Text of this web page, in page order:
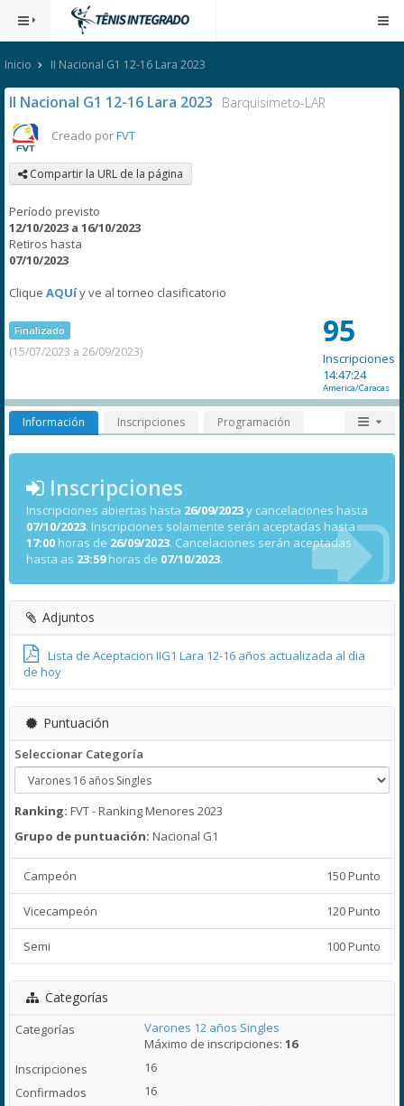
Inicio II Nacional G1 12-16 Lara 2023
II Nacional G1 12-16 Lara 2023 Barquisimeto-LAR
Creado porFVT
Compartir la URL de la página
Período previsto
12/10/2023 a 16/10/2023
Retiros hasta
07/10/2023
Clique AQUíy ve al torneo clasificatorio
Finalizado
(15/07/2023 a 26/09/2023)
95
Inscripciones
14:47:24
America/Caracas
Información Inscripciones Programación
Inscripciones
Inscripciones abiertas hasta 26/09/2023y cancelaciones hasta
07/10/2023. Inscripciones solamente serán aceptadas hasta
17:00 horas de 26/09/2023. Cancelaciones serán aceptadas
hasta as 23:59horas de 07/10/2023.
Adjuntos
Lista de Aceptacion IIG1 Lara 12-16 años actualizada al dia
de hoy
Puntuación
Seleccionar Categoría
Ranking: FVT - Ranking Menores 2023
Grupo de puntuación: Nacional G1
Campeón 150 Punto
Vicecampeón 120 Punto
Semi 100 Punto
Categorías
Varones 12 años Singles
Máximo de inscripciones:16
16
16